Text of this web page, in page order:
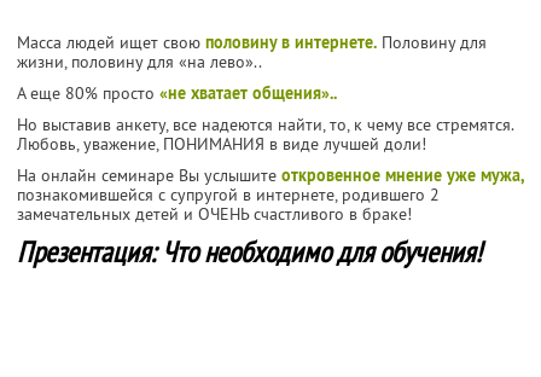
Масса людей ищет свою половину в интернете. Половину для
жизни, половину для «на лево»..
А еще 80% просто «не хватает общения»..
Но выставив анкету, все надеются найти, то, к чему все стремятся.
Любовь, уважение, ПОНИМАНИЯ в виде лучшей доли!
На онлайн семинаре Вы услышите откровенное мнение уже мужа,
познакомившейся с супругой в интернете, родившего 2
замечательных детей и ОЧЕНЬ счастливого в браке!
Презентация: Что необходимо для обучения!